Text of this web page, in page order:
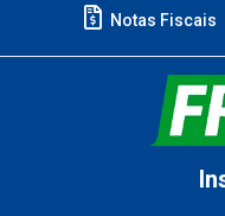
Notas Fiscais